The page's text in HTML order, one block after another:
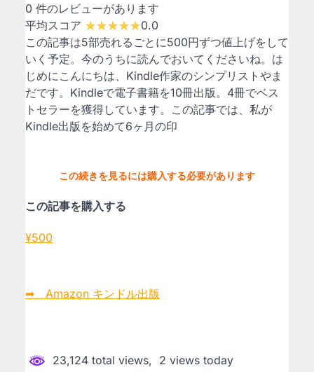
0 件のレビューがあります
平均スコア
0.0
この記事は5部売れるごとに500円ずつ値上げをして
いく予定。今のうちに読んでおいてくださいね。は
じめにこんにちは、Kindle作家のシンプリストやま
だです。Kindleで電子書籍を10冊出版。4冊でベス
トセラーを獲得しています。この記事では、私が
Kindle出版を始めて6ヶ月の印
この続きを見るには購入する必要があります
この記事を購入する
¥500
➡ Amazon キンドル出版
23,124 total views, 2 views today